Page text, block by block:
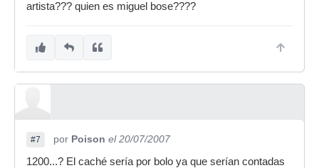
artista??? quien es miguel bose????
#7 por Poison el 20/07/2007
1200...? El caché sería por bolo ya que serían contadas